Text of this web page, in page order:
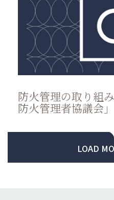
防火管理の取り組
防火管理者協議会
LOAD